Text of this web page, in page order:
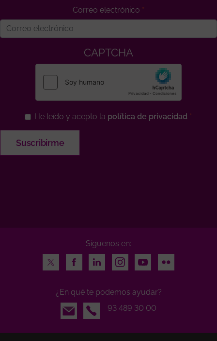
Correo electrónico
CAPTCHA
He leído y acepto la política de privacidad
Síguenos en:
Twitter
FacebookLinkedInInstagramYoutubeFlickr
¿En qué te podemos ayudar?
Email
93 489 30 00